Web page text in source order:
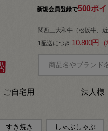
新規会員登録で500ポイ
関西三大和牛（松阪牛、
1配送につき 10.800円
ご自宅用 法人様
すき焼き しゃぶしゃぶ